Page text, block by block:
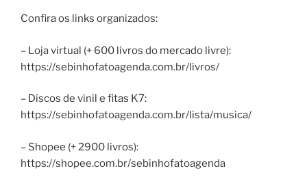
Confira os links organizados:
– Loja virtual (+ 600 livros do mercado livre):
https://sebinhofatoagenda.com.br/livros/
– Discos de vinil e fitas K7:
https://sebinhofatoagenda.com.br/lista/musica/
– Shopee (+ 2900 livros):
https://shopee.com.br/sebinhofatoagenda